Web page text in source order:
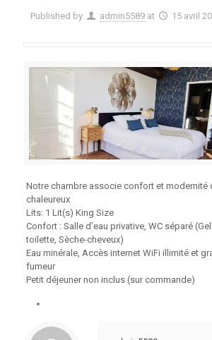
Published by admin5589 at 15 avril
Notre chambre associe confort et modernité
chaleureux
Lits: 1 Lit(s) King Size
Confort : Salle d’eau privative, WC séparé
toilette, Sèche-cheveux)
Eau minérale, Accès internet WiFi illimité et
fumeur
Petit déjeuner non inclus (sur commande)